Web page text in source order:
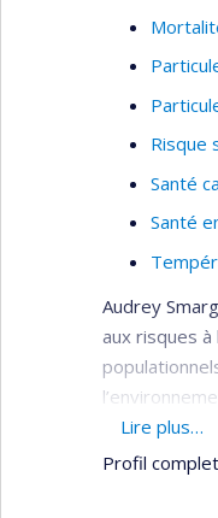
Risque
Santé
Santé
Audrey
aux risques
les polluants
climatiques.
Lire plus…
Profil complet